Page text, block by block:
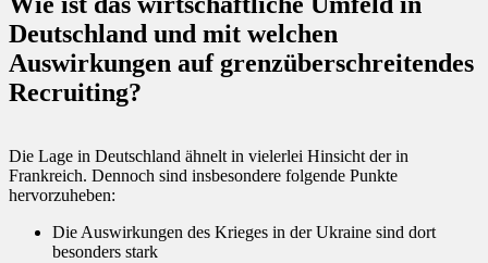
Deutschland und mit welchen
Auswirkungen auf grenzüberschreitendes
Recruiting?
Die Lage in Deutschland ähnelt in vielerlei Hinsicht der in
Frankreich. Dennoch sind insbesondere folgende Punkte
hervorzuheben:
Die Auswirkungen des Krieges in der Ukraine sind dort
besonders stark